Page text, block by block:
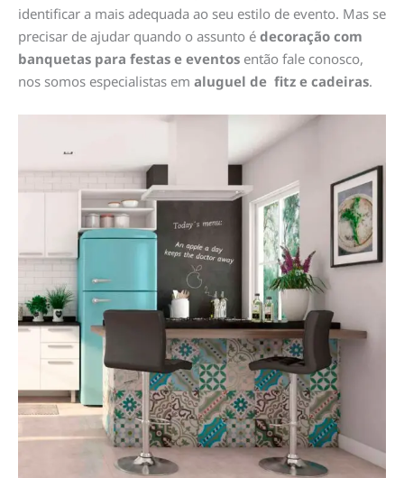
identificar a mais adequada ao seu estilo de evento. Mas se
precisar de ajudar quando o assunto é decoração com
banquetas para festas e eventos então fale conosco,
nos somos especialistas em aluguel de fitz e cadeiras.